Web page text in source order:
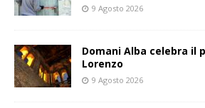
9 Agosto 2026
Domani Alba celebra il
Lorenzo
9 Agosto 2026